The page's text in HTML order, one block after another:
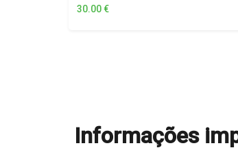
30.00€
Informações